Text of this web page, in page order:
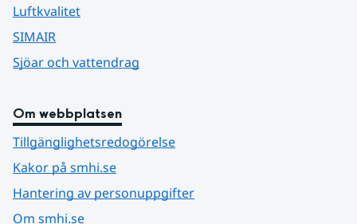
Luftkvalitet
SIMAIR
Sjöar och vattendrag
Om webbplatsen
Tillgänglighetsredogörelse
Kakor på smhi.se
Hantering av personuppgifter
Om smhi.se